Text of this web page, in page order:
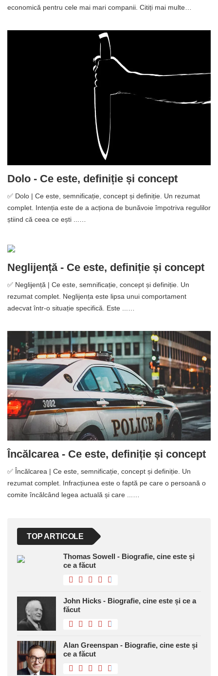
economică pentru cele mai mari companii. Citiți mai multe…
Dolo - Ce este, definiție și concept
✅ Dolo | Ce este, semnificație, concept și definiție. Un rezumat
complet. Intenția este de a acționa de bunăvoie împotriva regulilor
știind că ceea ce ești ...…
Neglijență - Ce este, definiție și concept
✅ Neglijență | Ce este, semnificație, concept și definiție. Un
rezumat complet. Neglijența este lipsa unui comportament
adecvat într-o situație specifică. Este ...…
Încălcarea - Ce este, definiție și concept
✅ Încălcarea | Ce este, semnificație, concept și definiție. Un
rezumat complet. Infracțiunea este o faptă pe care o persoană o
comite încălcând legea actuală și care ...…
TOP ARTICOLE
Thomas Sowell - Biografie, cine este și
ce a făcut
John Hicks - Biografie, cine este și ce a
făcut
Alan Greenspan - Biografie, cine este și
ce a făcut